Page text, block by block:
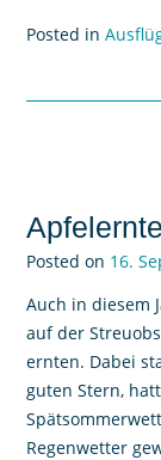
Posted in
Posted on 16.
Auch in diesem
auf der
ernten. Dabei
guten Stern,
Regenwetter